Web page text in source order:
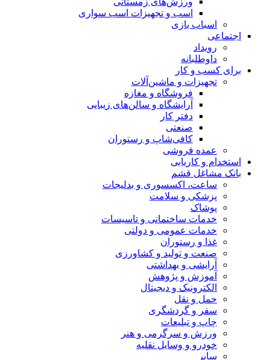
اسب و تجهیزات اسب سواری
اسباب‌ بازی
اجتماعی
رویداد
داوطلبانه
برای کسب و کار
تجهیزات و ماشین‌آلات
فروشگاه و مغازه
آرایشگاه و سالن‌های زیبایی
دفتر کار
صنعتی
کافی‌شاپ و رستوران
عمده فروشی
استخدام و کاریابی
بانک مشاغل قشم
ساعت، اکسسوری و بدلیجات
پزشکی و سلامت
پوشاک
خدمات ساختمانی و تاسیسات
خدمات عمومی و دولتی
غذا و رستوران
صنعت و تولید و کشاورزی
آرایشی و بهداشتی
آموزش و پژوهش
الکترونیک و دیجیتال
حمل و نقل
سفر و گردشگری
چاپ و تبلیعات
ورزش و سرگرمی و هنر
خودرو و وسایل نقلیه
سایر